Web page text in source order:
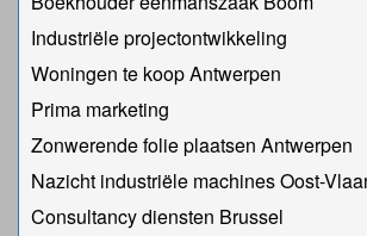
Industriële projectontwikkeling
Woningen te koop Antwerpen
Prima marketing
Zonwerende folie plaatsen Antwerpen
Nazicht industriële machines Oost-
Consultancy diensten Brussel